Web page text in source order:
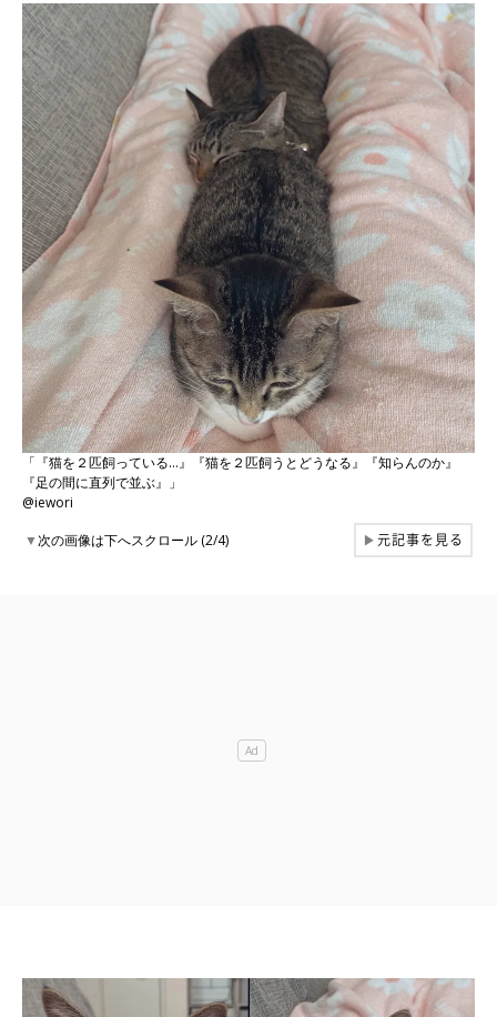
「『猫を２匹飼っている…』『猫を２匹飼うとどうなる』『知らんのか』
『足の間に直列で並ぶ』」
@iewori
▼次の画像は下へスクロール (2/4) ▶元記事を見る